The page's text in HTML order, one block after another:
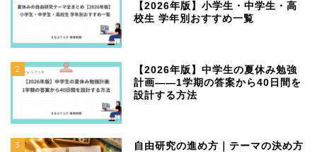
【2026年版】小学生・中学生・高
校生 学年別おすすめ一覧
2
【2026年版】中学生の夏休み勉強
計画——1学期の答案から40日間を
設計する方法
3
自由研究の進め方｜テーマの決め方